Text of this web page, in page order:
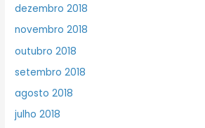
dezembro 2018
novembro 2018
outubro 2018
setembro 2018
agosto 2018
julho 2018